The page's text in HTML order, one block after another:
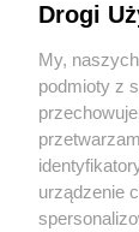
Sport
Kultura
Drogi
My,
podmioty z
urządzenie